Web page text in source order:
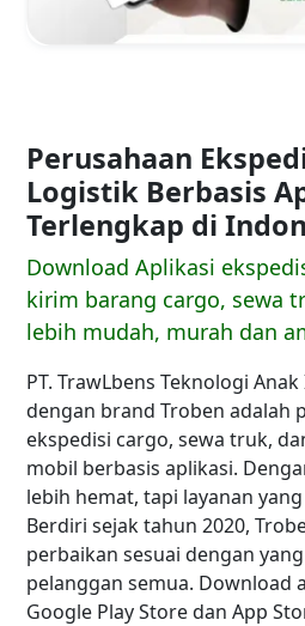
Perusahaan
Logistik Berbasis
Terlengkap di
Download Aplikasi
kirim barang cargo, sewa
lebih mudah, murah dan
PT. TrawLbens Teknologi
dengan brand Troben adalah
ekspedisi cargo, sewa truk,
mobil berbasis aplikasi.
lebih hemat, tapi layanan
Berdiri sejak tahun 2020,
perbaikan sesuai dengan
pelanggan semua. Download
Google Play Store dan App